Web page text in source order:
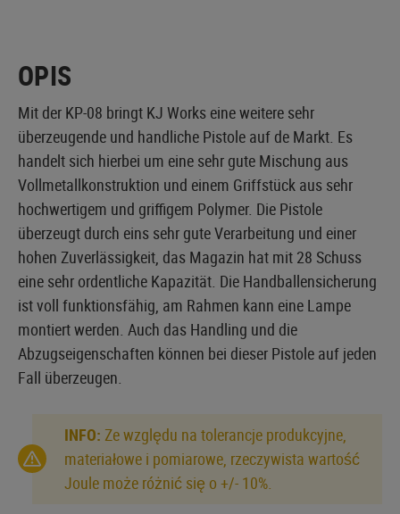
OPIS
Mit der KP-08 bringt KJ Works eine weitere sehr
überzeugende und handliche Pistole auf de Markt. Es
handelt sich hierbei um eine sehr gute Mischung aus
Vollmetallkonstruktion und einem Griffstück aus sehr
hochwertigem und griffigem Polymer. Die Pistole
überzeugt durch eins sehr gute Verarbeitung und einer
hohen Zuverlässigkeit, das Magazin hat mit 28 Schuss
eine sehr ordentliche Kapazität. Die Handballensicherung
ist voll funktionsfähig, am Rahmen kann eine Lampe
montiert werden. Auch das Handling und die
Abzugseigenschaften können bei dieser Pistole auf jeden
Fall überzeugen.
INFO: Ze względu na tolerancje produkcyjne,
materiałowe i pomiarowe, rzeczywista wartość
Joule może różnić się o +/- 10%.